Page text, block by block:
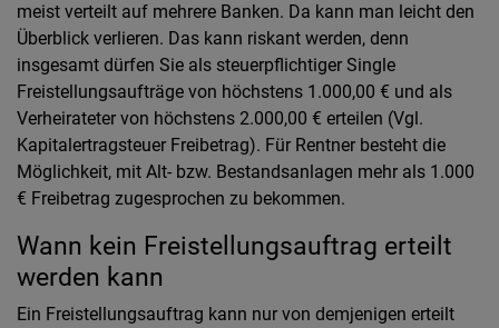
meist verteilt auf mehrere Banken. Da kann man leicht den
Überblick verlieren. Das kann riskant werden, denn
insgesamt dürfen Sie als steuerpflichtiger Single
Freistellungsaufträge von höchstens 1.000,00 € und als
Verheirateter von höchstens 2.000,00 € erteilen (Vgl.
Kapitalertragsteuer Freibetrag). Für Rentner besteht die
Möglichkeit, mit Alt- bzw. Bestandsanlagen mehr als 1.000
€ Freibetrag zugesprochen zu bekommen.
Wann kein Freistellungsauftrag erteilt
werden kann
Ein Freistellungsauftrag kann nur von demjenigen erteilt